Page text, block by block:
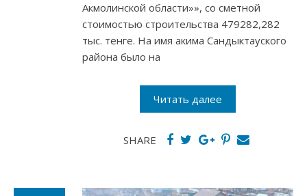
Акмолинской области»», со сметной
стоимостью строительства 479282,282
тыс. тенге. На имя акима Сандыктауского
района было на
Читать далее
SHARE